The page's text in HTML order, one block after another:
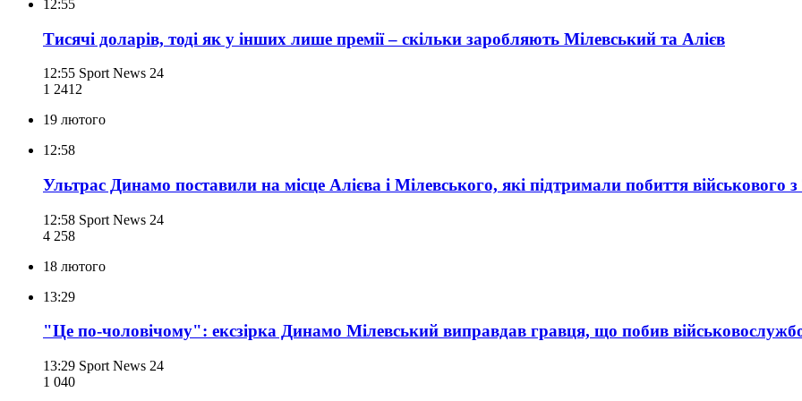
12:55
Тисячі доларів, тоді як у інших лише премії – скільки заробляють Мілевський та Алієв
12:55 Sport News 24
1 241 2
19 лютого
12:58
Ультрас Динамо поставили на місце Алієва і Мілевського, які підтримали побиття військового
12:58 Sport News 24
4 258
18 лютого
13:29
"Це по-чоловічому": ексзірка Динамо Мілевський виправдав гравця, що побив
13:29 Sport News 24
1 040